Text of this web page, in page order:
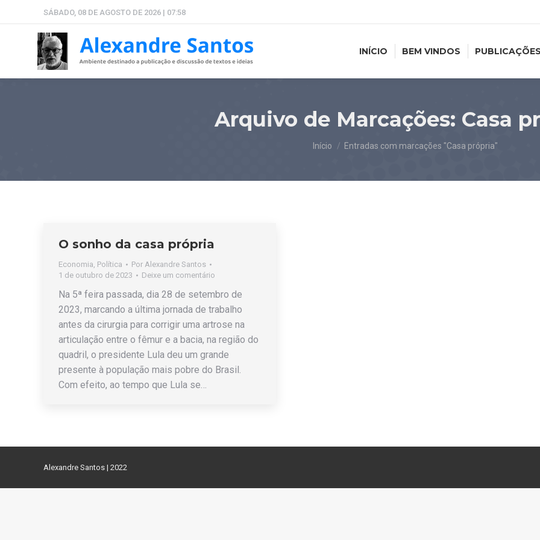
SÁBADO, 08 DE AGOSTO DE 2026 | 07:58
INÍCIO BEM VINDOS PUBLICAÇÕES
Arquivo de Marcações: Casa
Você está aqui:
Início Entradas com marcações "Casa própria"
O sonho da casa própria
Economia, Política Por Alexandre Santos
1 de outubro de 2023
Deixe um comentário
Na 5ª feira passada, dia 28 de setembro de
2023, marcando a última jornada de trabalho
antes da cirurgia para corrigir uma artrose na
articulação entre o fêmur e a bacia, na região do
quadril, o presidente Lula deu um grande
presente à população mais pobre do Brasil.
Com efeito, ao tempo que Lula se…
Alexandre Santos | 2022